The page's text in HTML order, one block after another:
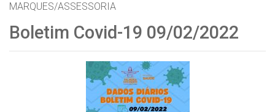
MARQUES/ASSESSORIA
Boletim Covid-19 09/02/2022